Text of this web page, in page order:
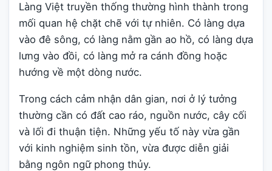
Làng Việt truyền thống thường hình thành trong
mối quan hệ chặt chẽ với tự nhiên. Có làng dựa
vào đê sông, có làng nằm gần ao hồ, có làng dựa
lưng vào đồi, có làng mở ra cánh đồng hoặc
hướng về một dòng nước.
Trong cách cảm nhận dân gian, nơi ở lý tưởng
thường cần có đất cao ráo, nguồn nước, cây cối
và lối đi thuận tiện. Những yếu tố này vừa gần
với kinh nghiệm sinh tồn, vừa được diễn giải
bằng ngôn ngữ phong thủy.